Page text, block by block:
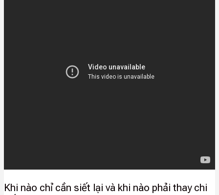
Khi nào chỉ cần siết lại và khi nào phải thay chi